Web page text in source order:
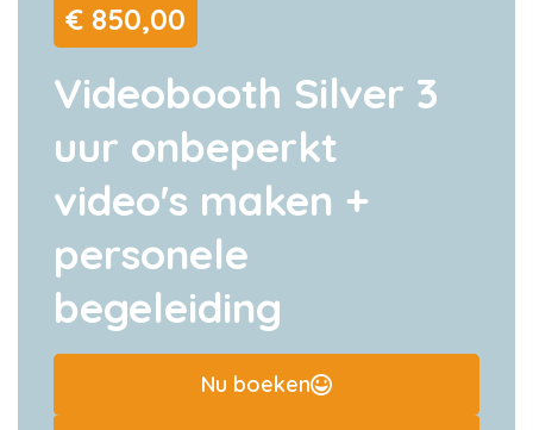
€ 850,00
Videobooth Silver 3
uur onbeperkt
video's maken +
personele
begeleiding
Nu boeken